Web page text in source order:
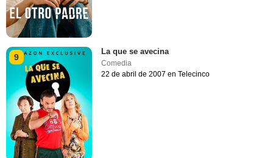
9
La que se avecina
Comedia
22 de abril de 2007 en Telecinco